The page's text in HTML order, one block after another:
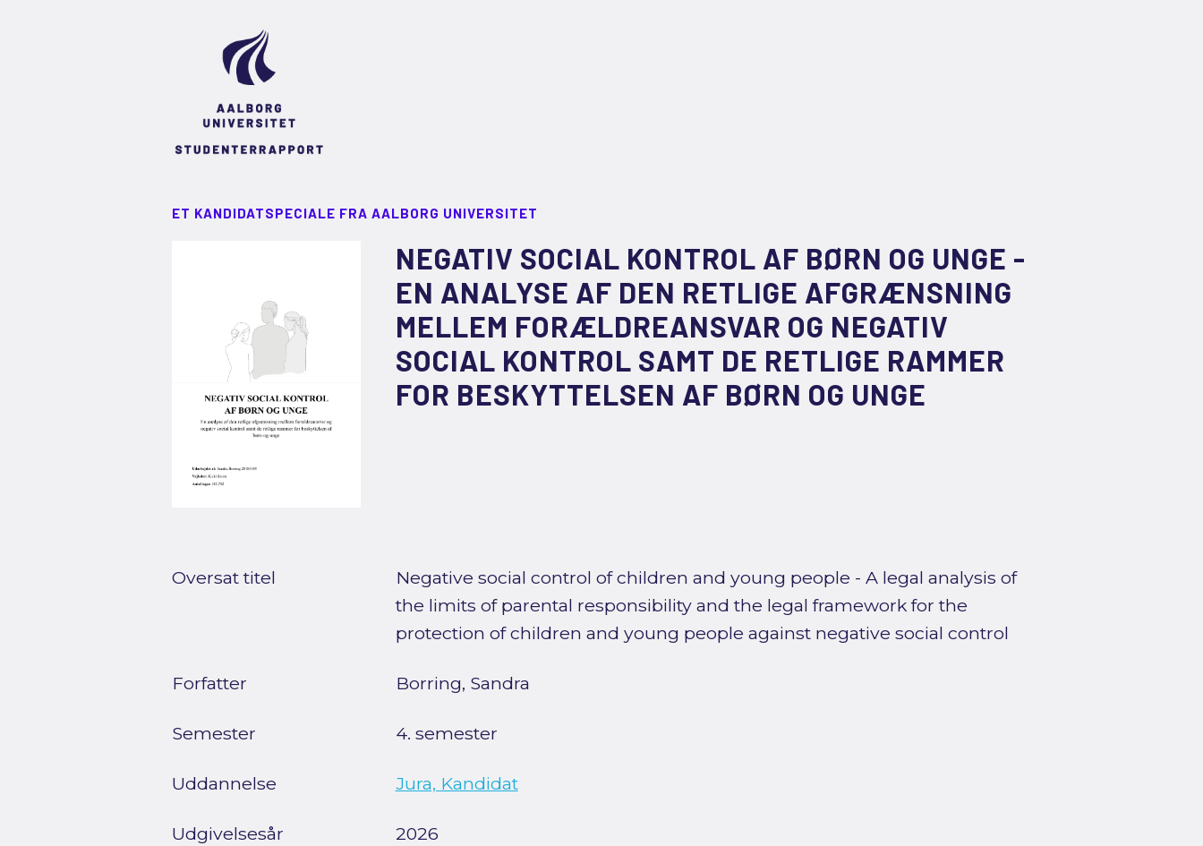
ET KANDIDATSPECIALE FRA AALBORG UNIVERSITET
NEGATIV SOCIAL KONTROL AF BØRN OG UNGE -
EN ANALYSE AF DEN RETLIGE AFGRÆNSNING
MELLEM FORÆLDREANSVAR OG NEGATIV
SOCIAL KONTROL SAMT DE RETLIGE RAMMER
FOR BESKYTTELSEN AF BØRN OG UNGE
Oversat titel
Negative social control of children and young people - A legal analysis of
the limits of parental responsibility and the legal framework for the
protection of children and young people against negative social control
Forfatter Borring, Sandra
Semester 4. semester
Uddannelse Jura, Kandidat
Udgivelsesår 2026